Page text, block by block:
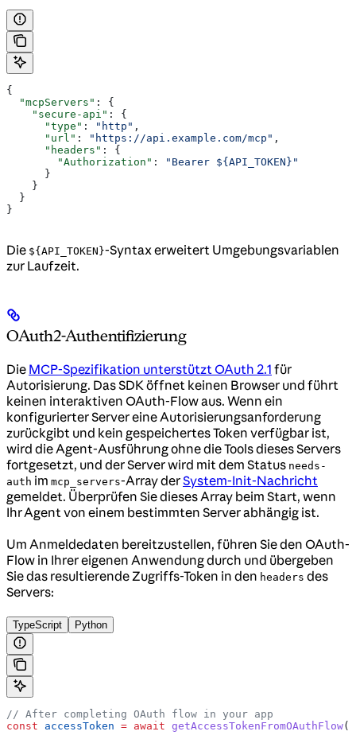
{
  "mcpServers"
: {
    "secure-api"
: {
      "type"
: "http" ,
      "url"
: "https://api.example.com/mcp" ,
      "headers"
: {
        "Authorization"
:
"Bearer ${API_TOKEN}"
      }
    }
  }
}
Die ${API_TOKEN}-Syntax erweitert Umgebungsvariablen
zur Laufzeit.
OAuth2-Authentifizierung
Die MCP-Spezifikation unterstützt OAuth 2.1 für
Autorisierung. Das SDK öffnet keinen Browser und führt
keinen interaktiven OAuth-Flow aus. Wenn ein
konfigurierter Server eine Autorisierungsanforderung
zurückgibt und kein gespeichertes Token verfügbar ist,
wird die Agent-Ausführung ohne die Tools dieses Servers
fortgesetzt, und der Server wird mit dem Status needs-
auth im mcp_servers-Array derSystem-Init-Nachricht
gemeldet. Überprüfen Sie dieses Array beim Start, wenn
Ihr Agent von einem bestimmten Server abhängig ist.
Um Anmeldedaten bereitzustellen, führen Sie den OAuth-
Flow in Ihrer eigenen Anwendung durch und übergeben
Sie das resultierende Zugriffs-Token in den headers des
Servers:
TypeScript Python
// After completing OAuth flow in your app
const accessToken = await getAccessTokenFromOAuthFlow